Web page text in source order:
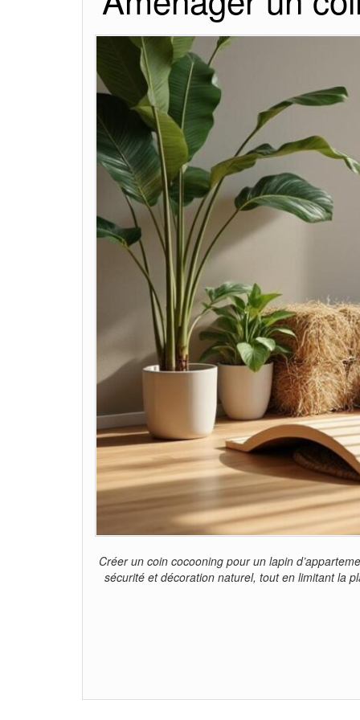
Créer un coin cocooning pour un lapin
sécurité et décoration naturel, tout en limitant la